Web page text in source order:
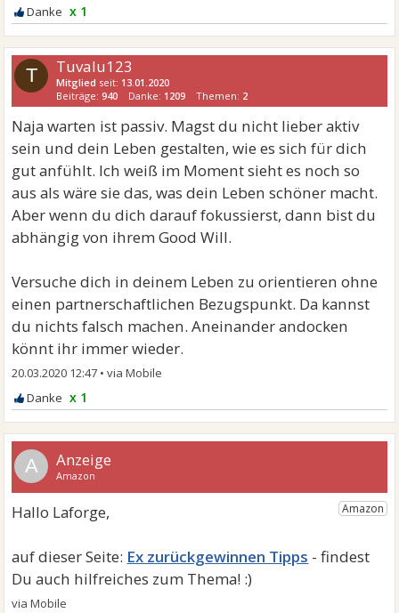
x 1
T Tuvalu123
Mitglied seit: 13.01.2020
Beiträge:940 Danke: 1209 Themen: 2
Naja warten ist passiv. Magst du nicht lieber aktiv
sein und dein Leben gestalten, wie es sich für dich
gut anfühlt. Ich weiß im Moment sieht es noch so
aus als wäre sie das, was dein Leben schöner macht.
Aber wenn du dich darauf fokussierst, dann bist du
abhängig von ihrem Good Will.
Versuche dich in deinem Leben zu orientieren ohne
einen partnerschaftlichen Bezugspunkt. Da kannst
du nichts falsch machen. Aneinander andocken
könnt ihr immer wieder.
20.03.2020 12:47 •
x 1
A
Ex zurückgewinnen Tipps